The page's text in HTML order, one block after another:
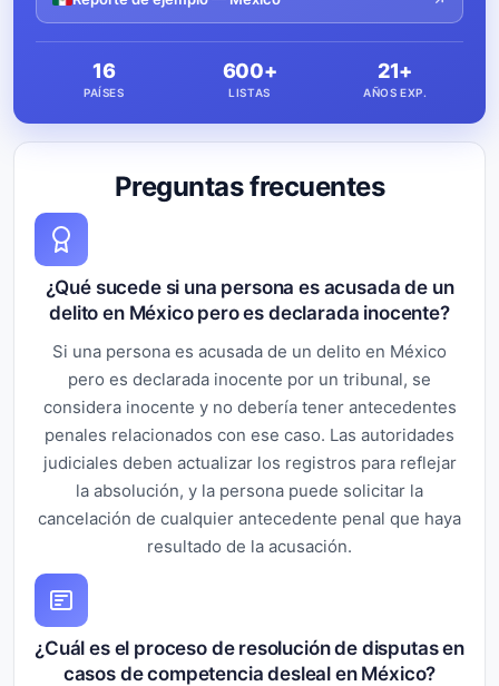
Preguntas frecuentes
¿Qué sucede si una persona es acusada de un
delito en México pero es declarada inocente?
Si una persona es acusada de un delito en México
pero es declarada inocente por un tribunal, se
considera inocente y no debería tener antecedentes
penales relacionados con ese caso. Las autoridades
judiciales deben actualizar los registros para reflejar
la absolución, y la persona puede solicitar la
cancelación de cualquier antecedente penal que haya
resultado de la acusación.
¿Cuál es el proceso de resolución de disputas en
casos de competencia desleal en México?
16
PAÍSES
600+
LISTAS
21+
AÑOS EXP.